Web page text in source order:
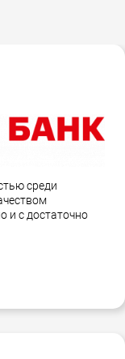
среди
и с достаточно